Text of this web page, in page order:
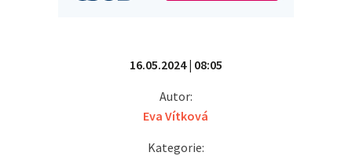
16.05.2024 | 08:05
Autor:
Eva Vítková
Kategorie: